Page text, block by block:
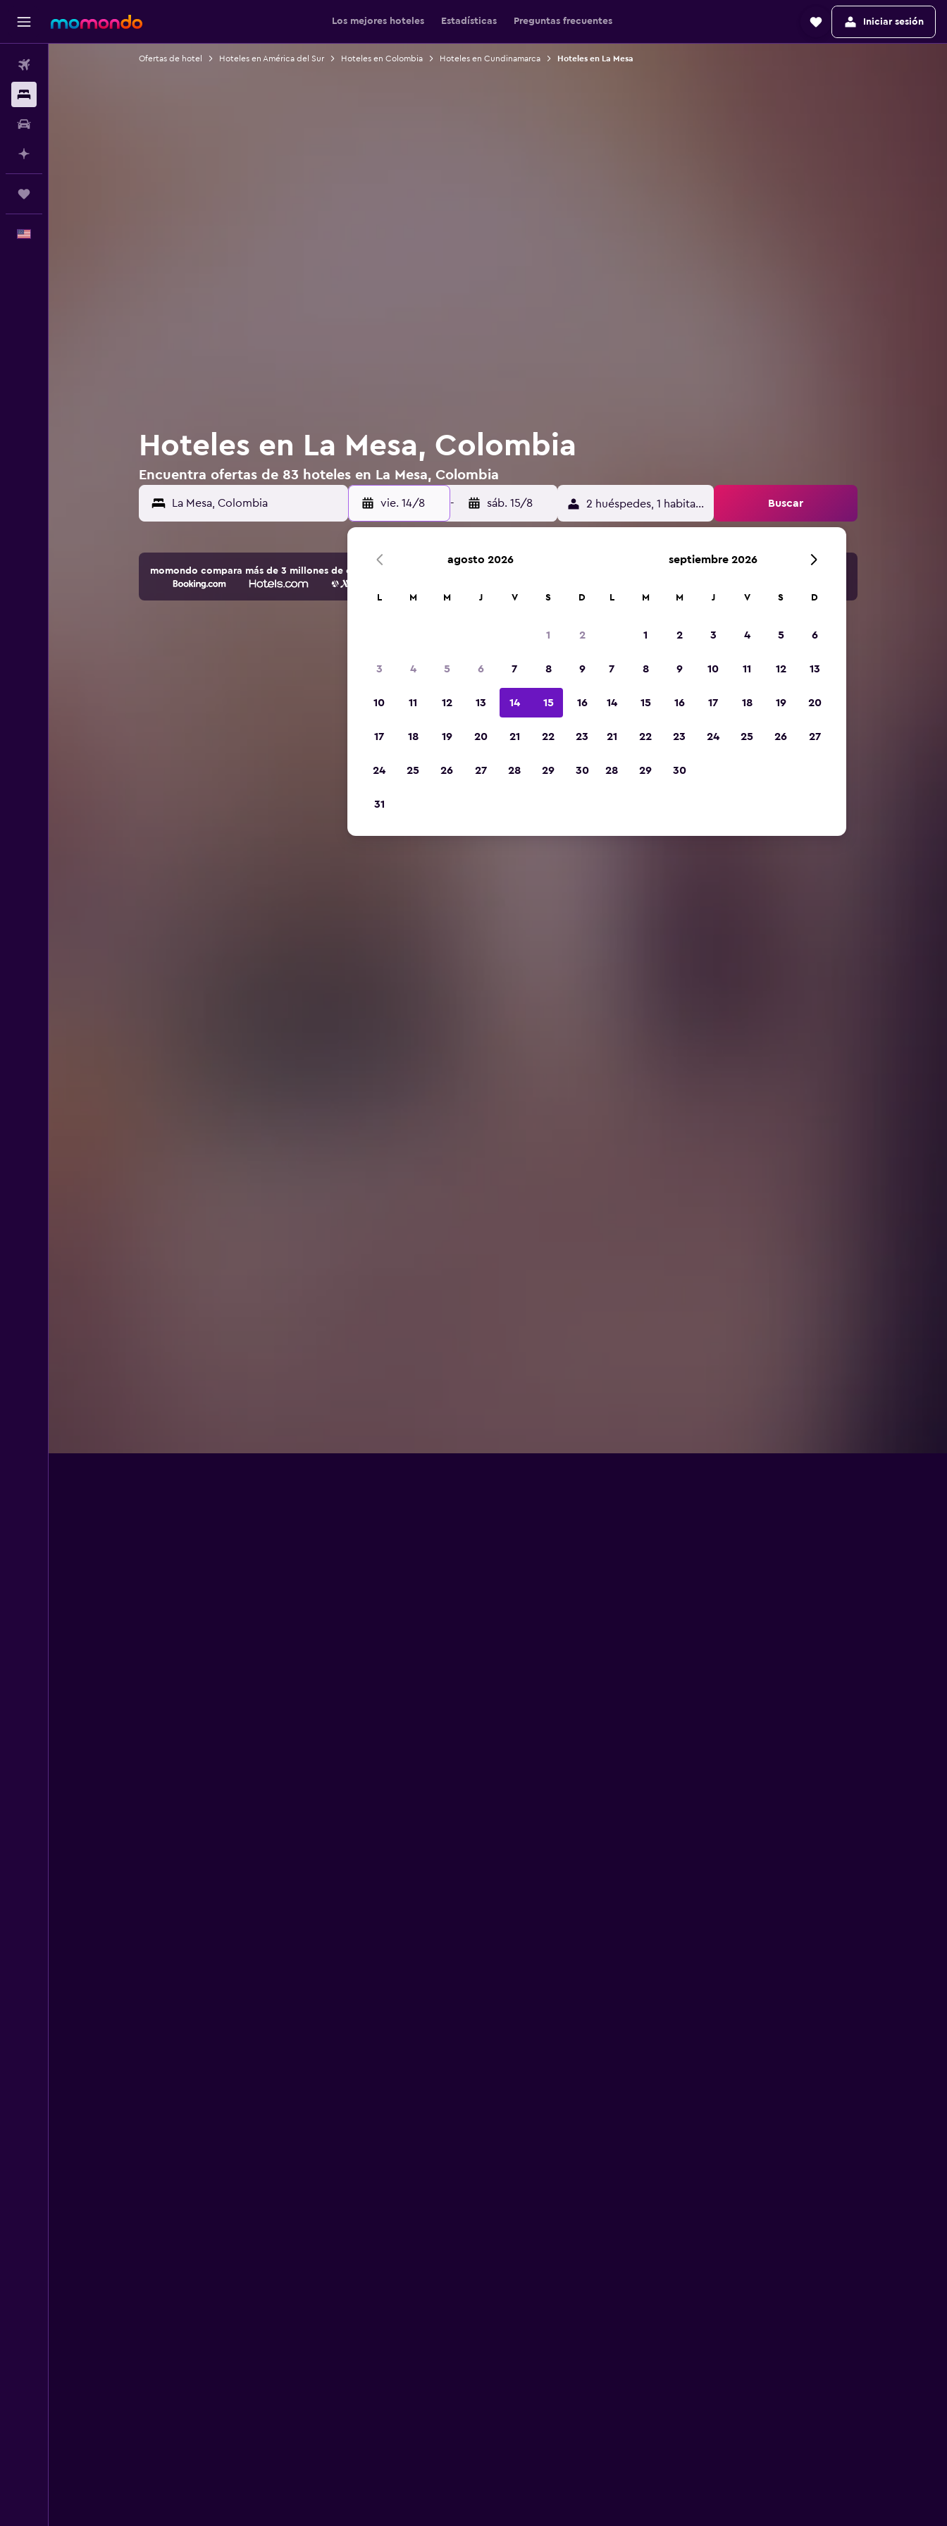
Los mejores hoteles Estadísticas Preguntas frecuentes Iniciar sesión
Ofertas de hotel Hoteles en América del Sur Hoteles en Colombia Hoteles en Cundinamarca Hoteles en La Mesa
Hoteles en La Mesa, Colombia
Encuentra ofertas de 83 hoteles en La Mesa, Colombia
La Mesa, Colombia vie. 14/8 - sáb. 15/8 2 huéspedes, 1 habitación Buscar
momondo compara más de 3 millones de opciones de hoteles y alojamientos.
agosto 2026
L M M J V S D
1 2
3 4 5 6 7 8 9
10 11 12 13 14 15 16
17 18 19 20 21 22 23
24 25 26 27 28 29 30
31
septiembre 2026
L M M J V S D
1 2 3 4 5 6
7 8 9 10 11 12 13
14 15 16 17 18 19 20
21 22 23 24 25 26 27
28 29 30